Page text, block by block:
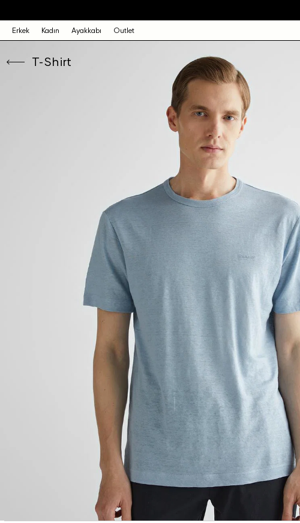
Erkek Kadın Ayakkabı Outlet
T-Shirt